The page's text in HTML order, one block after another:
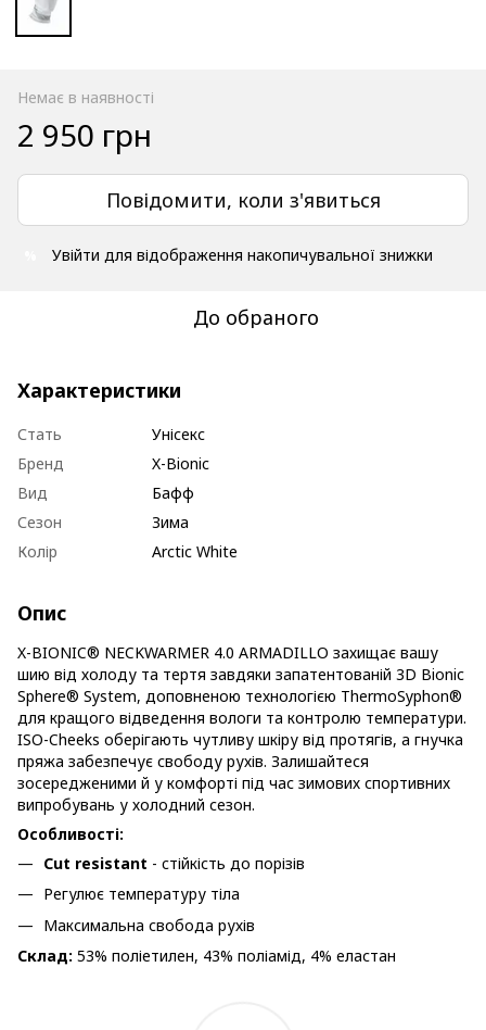
Немає в наявності
2 950 грн
Повідомити, коли з'явиться
Увійти для відображення накопичувальної знижки
До обраного
Характеристики
Стать
Унісекс
Бренд
X-Bionic
Вид
Бафф
Сезон
Зима
Колір
Arctic White
Опис
X-BIONIC® NECKWARMER 4.0 ARMADILLO захищає вашу
шию від холоду та тертя завдяки запатентованій 3D Bionic
Sphere® System, доповненою технологією ThermoSyphon®
для кращого відведення вологи та контролю температури.
ISO-Cheeks оберігають чутливу шкіру від протягів, а гнучка
пряжа забезпечує свободу рухів. Залишайтеся
зосередженими й у комфорті під час зимових спортивних
випробувань у холодний сезон.
Особливості:
Cut resistant - cтійкість до порізів
Регулює температуру тіла
Максимальна свобода рухів
Склад: 53% поліетилен, 43% поліамід, 4% еластан